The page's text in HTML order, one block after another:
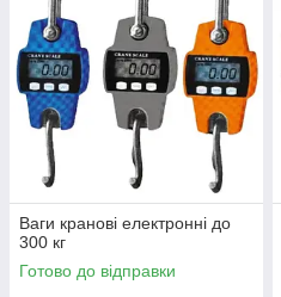
Ваги кранові електронні до
300 кг
Готово до відправки